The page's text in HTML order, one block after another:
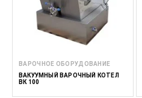
ВАРОЧНОЕ ОБОРУДОВАНИЕ
ВАКУУМНЫЙ ВАРОЧНЫЙ КОТЕЛ
ВК 100